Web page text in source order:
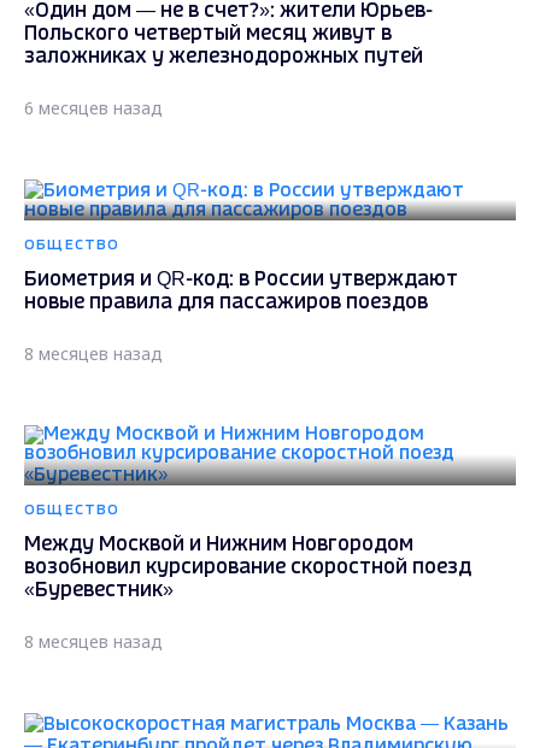
«Один дом — не в счет?»: жители Юрьев-
Польского четвертый месяц живут в
заложниках у железнодорожных путей
6 месяцев назад
ОБЩЕСТВО
Биометрия и QR-код: в России утверждают
новые правила для пассажиров поездов
8 месяцев назад
ОБЩЕСТВО
Между Москвой и Нижним Новгородом
возобновил курсирование скоростной поезд
«Буревестник»
8 месяцев назад